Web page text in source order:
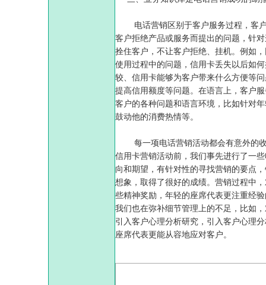
电话营销区别于客户服务过程，客户
客户拒绝产品或服务而提出的问题，针
拴住客户，不让客户拒绝、挂机。例如
使用过程中的问题，信用卡丢失以后如
较、信用卡能够为客户带来什么方便等
提高信用额度等问题。在语言上，客户
客户的各种问题和语言环境，比如针对
鼓动他的消费热情等。
每一项电话营销活动都会有意外的收
信用卡营销活动前，我们事先进行了一
向和期望，有针对性的寻找营销的要点
想象，取得了很好的成绩。营销过程中
些精神奖励，年轻的座席代表更注重经
我们也在弥补细节管理上的不足，比如
引入客户心理分析研究，引入客户心理
座席代表更能从容地应对客户。